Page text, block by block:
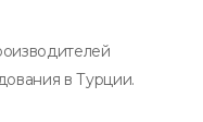
в Турции.